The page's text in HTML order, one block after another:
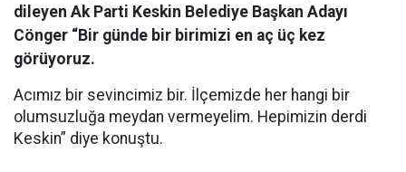
dileyen Ak Parti Keskin Belediye Başkan Adayı
Cönger “Bir günde bir birimizi en aç üç kez
görüyoruz.
Acımız bir sevincimiz bir. İlçemizde her hangi bir
olumsuzluğa meydan vermeyelim. Hepimizin derdi
Keskin” diye konuştu.